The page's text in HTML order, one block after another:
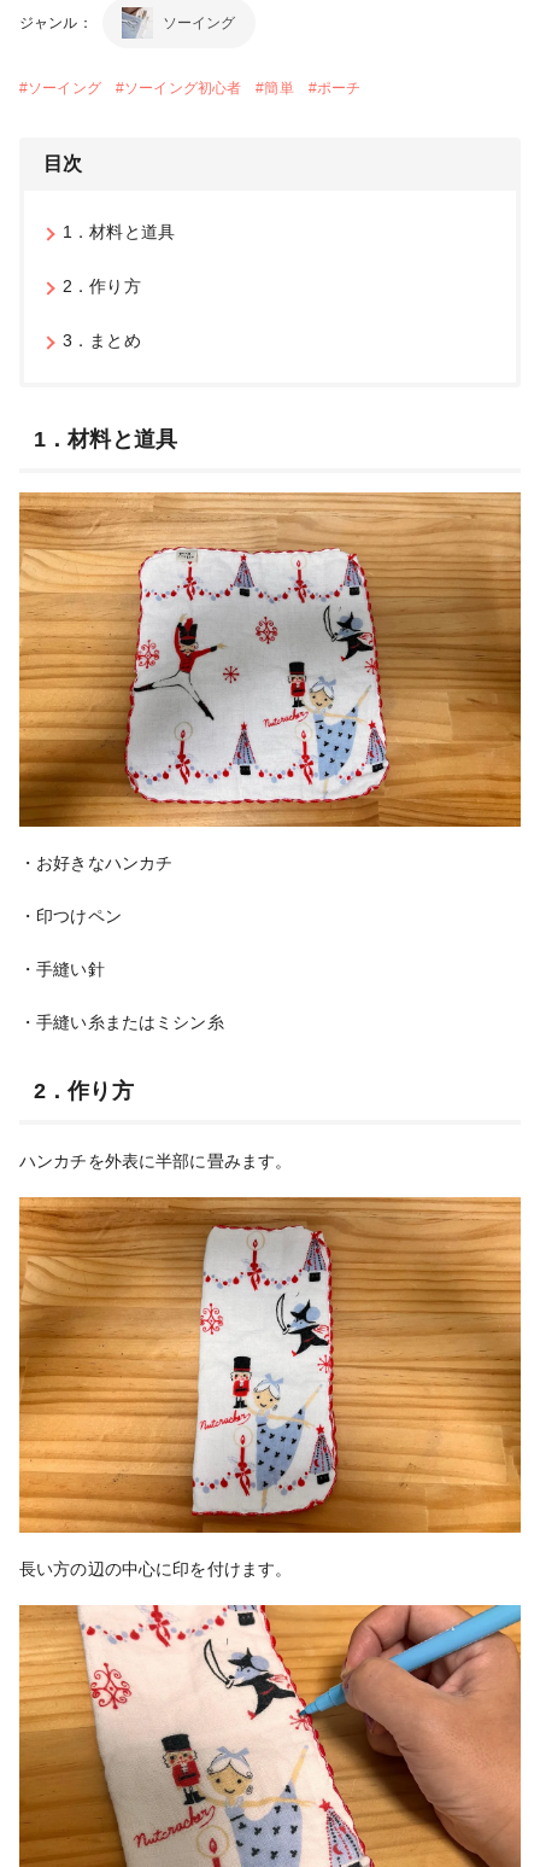
ジャンル： ソーイング
#ソーイング #ソーイング初心者 #簡単 #ポーチ
目次
1．材料と道具
2．作り方
3．まとめ
1．材料と道具
・お好きなハンカチ
・印つけペン
・手縫い針
・手縫い糸またはミシン糸
2．作り方
ハンカチを外表に半部に畳みます。
長い方の辺の中心に印を付けます。